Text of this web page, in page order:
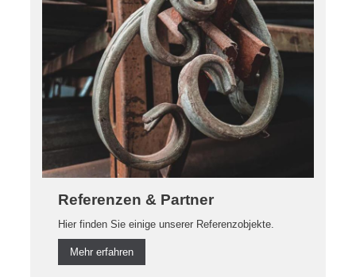
Referenzen & Partner
Hier finden Sie einige unserer Referenzobjekte.
Mehr erfahren